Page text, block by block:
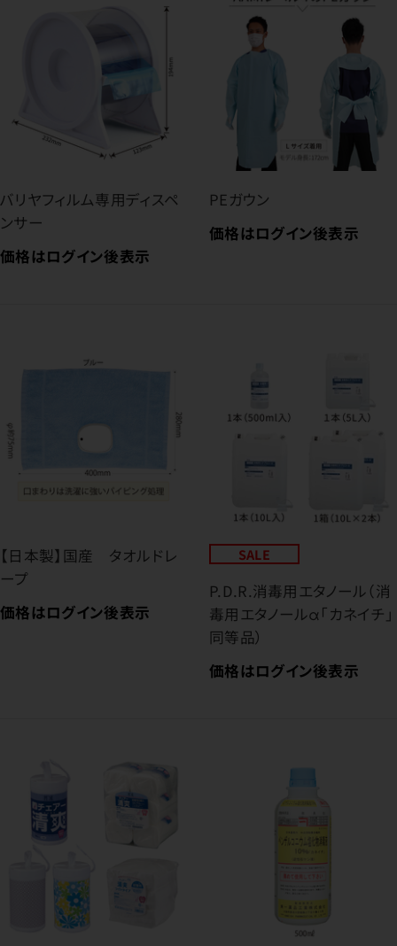
バリヤフィルム専用ディスペ
ンサー
価格はログイン後表示
PEガウン
価格はログイン後表示
【日本製】国産 タオルドレ
ープ
価格はログイン後表示
SALE
P.D.R.消毒用エタノール（消
毒用エタノールα「カネイチ」
同等品）
価格はログイン後表示